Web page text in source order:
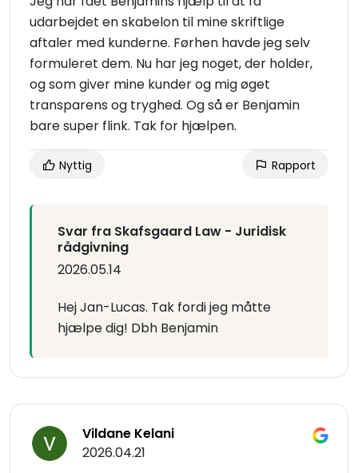
udarbejdet en skabelon til mine skriftlige
aftaler med kunderne. Førhen havde jeg selv
formuleret dem. Nu har jeg noget, der holder,
og som giver mine kunder og mig øget
transparens og tryghed. Og så er Benjamin
bare super flink. Tak for hjælpen.
Nyttig Rapport
Svar fra Skafsgaard Law - Juridisk
rådgivning
2026.05.14
Hej Jan-Lucas. Tak fordi jeg måtte
hjælpe dig! Dbh Benjamin
Vildane Kelani
2026.04.21